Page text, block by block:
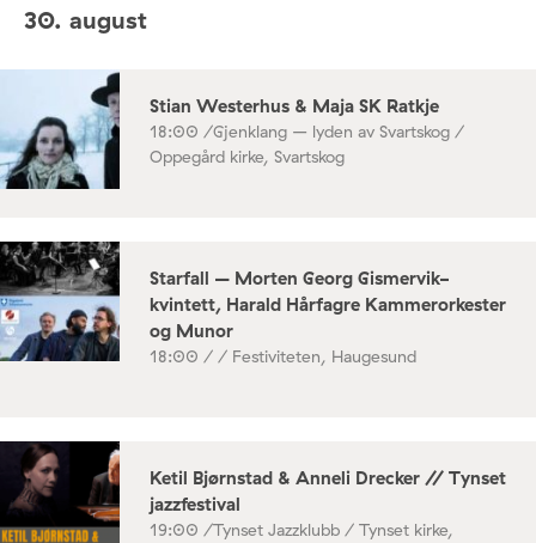
30. august
Stian Westerhus & Maja SK Ratkje
18:00 /Gjenklang – lyden av Svartskog /
Oppegård kirke, Svartskog
Starfall – Morten Georg Gismervik-
kvintett, Harald Hårfagre Kammerorkester
og Munor
18:00 / / Festiviteten, Haugesund
Ketil Bjørnstad & Anneli Drecker // Tynset
jazzfestival
19:00 /Tynset Jazzklubb / Tynset kirke,